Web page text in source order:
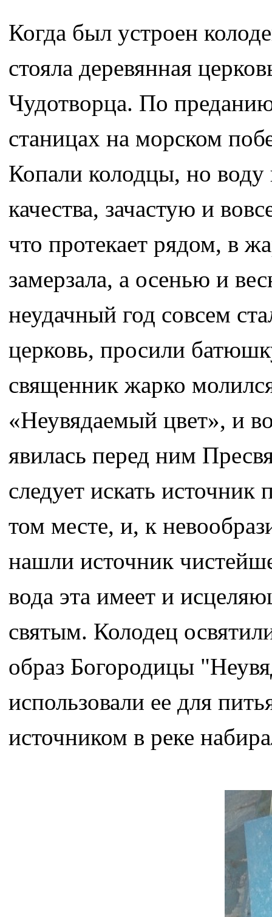
Когда был устроен
стояла деревянная
Чудотворца. По
станицах на морском
Копали колодцы, но воду
качества, зачастую и
что протекает рядом, в
замерзала, а осенью и
неудачный год совсем
церковь, просили
священник жарко
«Неувядаемый цвет», и
явилась перед ним
следует искать
том месте, и, к
нашли источник
вода эта имеет и
святым. Колодец
образ Богородицы
использовали ее для
источником в реке